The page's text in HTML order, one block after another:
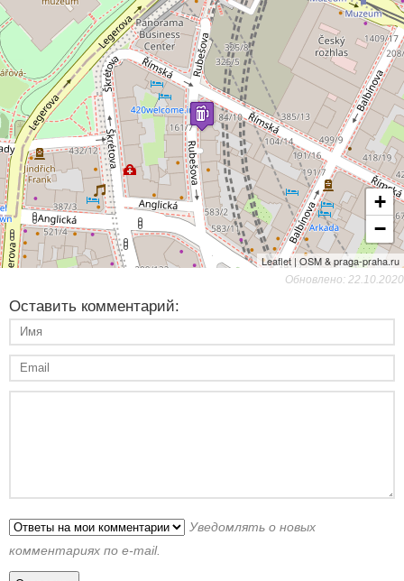
+
−
Leaflet | OSM & praga-praha.ru
Обновлено: 22.10.2020
Оставить комментарий:
Уведомлять о новых
комментариях по e-mail.